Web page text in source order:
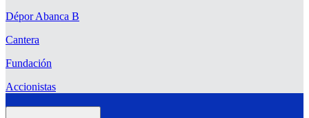
Dépor Abanca B
Cantera
Fundación
Accionistas